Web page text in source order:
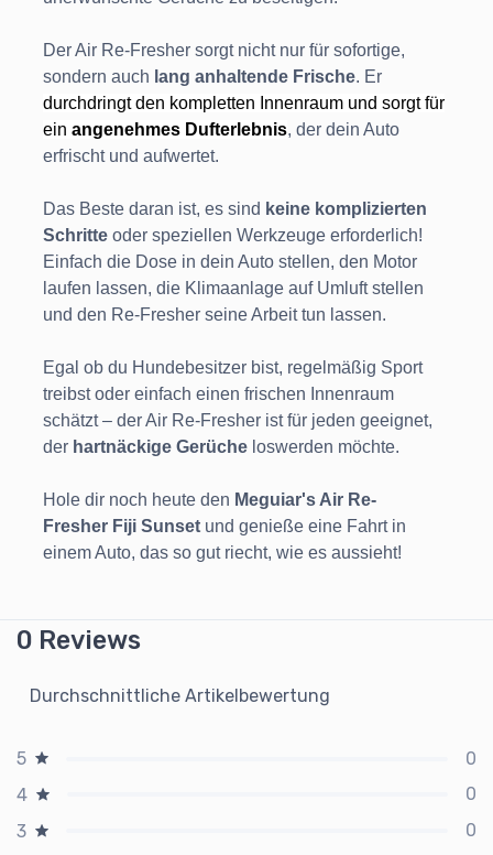
Der Air Re-Fresher sorgt nicht nur für sofortige,
sondern auch lang anhaltende Frische. Er
durchdringt den kompletten Innenraum und sorgt für
ein angenehmes Dufterlebnis, der dein Auto
erfrischt und aufwertet.
Das Beste daran ist, es sind keine komplizierten
Schritte oder speziellen Werkzeuge erforderlich!
Einfach die Dose in dein Auto stellen, den Motor
laufen lassen, die Klimaanlage auf Umluft stellen
und den Re-Fresher seine Arbeit tun lassen.
Egal ob du Hundebesitzer bist, regelmäßig Sport
treibst oder einfach einen frischen Innenraum
schätzt – der Air Re-Fresher ist für jeden geeignet,
der hartnäckige Gerüche loswerden möchte.
Hole dir noch heute den Meguiar's Air Re-
Fresher Fiji Sunset und genieße eine Fahrt in
einem Auto, das so gut riecht, wie es aussieht!
0 Reviews
Durchschnittliche Artikelbewertung
5
0
4
0
3
0